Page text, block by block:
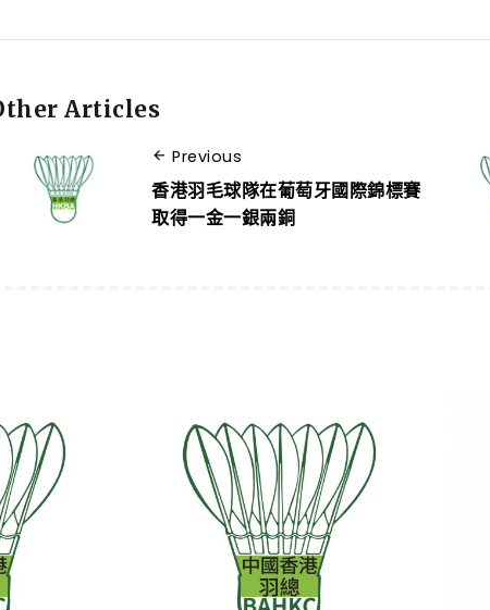
Articles
Previous
香港羽毛球隊在葡萄牙國際錦標賽
取得一金一銀兩銅